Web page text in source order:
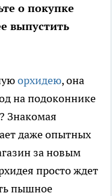
о покупке
выпустить
орхидею, она
на подоконнике
Знакомая
даже опытных
за новым
просто ждет
пышное